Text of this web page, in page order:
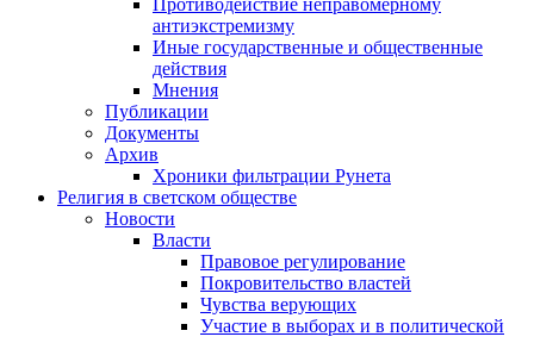
Противодействие неправомерному
антиэкстремизму
Иные государственные и общественные
действия
Мнения
Публикации
Документы
Архив
Хроники фильтрации Рунета
Религия в светском обществе
Новости
Власти
Правовое регулирование
Покровительство властей
Чувства верующих
Участие в выборах и в политической